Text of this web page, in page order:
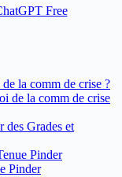
Free
la comm de crise ?
de la comm de crise
Grades et
Pinder
Pinder